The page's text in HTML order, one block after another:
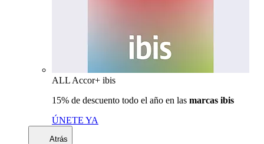
ALL Accor+ ibis
15% de descuento todo el año en las marcas ibis
ÚNETE YA
Atrás